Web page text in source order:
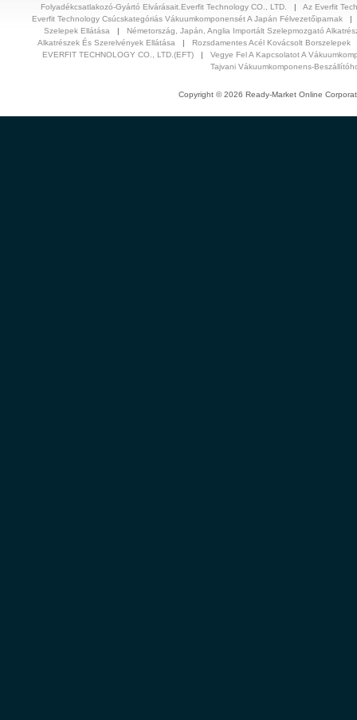
Folyadékcsatlakozó-Gyártó Elvárásait.Everfit Technology CO., LTD.
|Az Everfit
Everfit Technology Csúcskategóriás Vákuumkomponensét A Japán Félvezetőiparnak
Szelepek Ellátása | Németország, Japán, Anglia Importált Szelepmozgató
Alkatrészek És Szerelvények Ellátása
| Rozsdamentes Acél Kovácsolt Borszelepek
EVERFIT TECHNOLOGY CO., LTD.(EFT) |Vegye Fel A Kapcsolatot A
Tajvani Vákuumkomponens-
Copyright © 2026 Ready-Market Online